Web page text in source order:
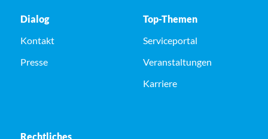
Dialog
Kontakt
Presse
Top-Themen
Serviceportal
Veranstaltungen
Karriere
Rechtliches